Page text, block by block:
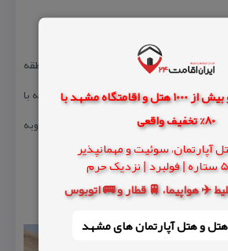
🎁 امکان رزرو بیش از 1000 هتل و اقامتگاه مشهد با
80% تخفیف واقعی
آپارتمان، سوئیت و مهمانپذیر
✈️ هواپیما، 🚆 قطار و 🚌 اتوبوس
و هتل‌ آپارتمان های مشهد
قرار دارد و از تفرجگاههای مردم منطقه
سراب هم بقایای تعدادی از ساسانی كه با
شده قرار دارد . كه بیشتر به صورت مخروبه